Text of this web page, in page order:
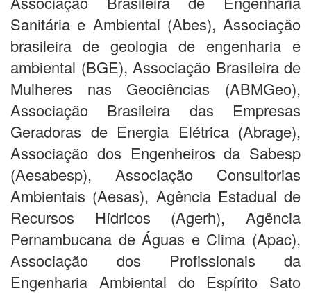
Sanitária e Ambiental (Abes), Associação
brasileira de geologia de engenharia e
ambiental (BGE), Associação Brasileira de
Mulheres nas Geociências (ABMGeo),
Associação Brasileira das Empresas
Geradoras de Energia Elétrica (Abrage),
Associação dos Engenheiros da Sabesp
(Aesabesp), Associação Consultorias
Ambientais (Aesas), Agência Estadual de
Recursos Hídricos (Agerh), Agência
Pernambucana de Águas e Clima (Apac),
Associação dos Profissionais da
Engenharia Ambiental do Espírito Sato